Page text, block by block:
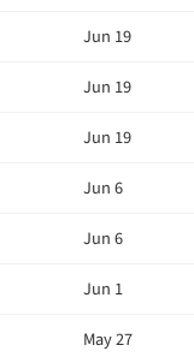
Jun 19
Jun 19
Jun 19
Jun 6
Jun 6
Jun 1
May 27